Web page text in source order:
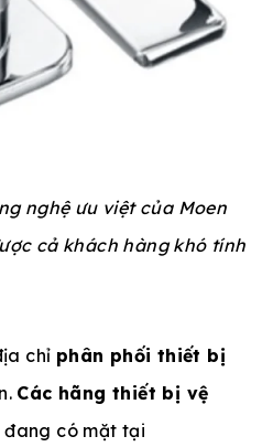
nghệ ưu việt của Moen
cả khách hàng khó tính
chỉ phân phối thiết bị
Các hãng thiết bị vệ
có mặt tại